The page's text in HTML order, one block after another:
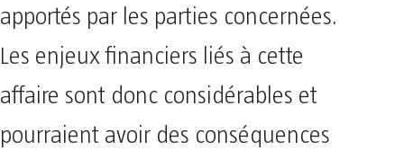
apportés par les parties concernées.
Les enjeux financiers liés à cette
affaire sont donc considérables et
pourraient avoir des conséquences